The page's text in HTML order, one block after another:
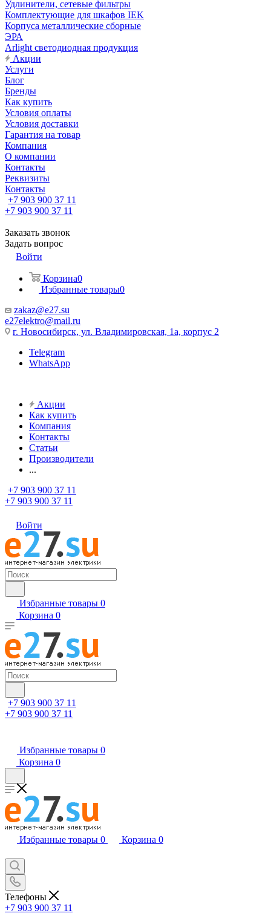
Удлинители, сетевые фильтры
Комплектующие для шкафов IEK
Корпуса металлические сборные
ЭРА
Arlight светодиодная продукция
Акции
Услуги
Блог
Бренды
Как купить
Условия оплаты
Условия доставки
Гарантия на товар
Компания
О компании
Контакты
Реквизиты
Контакты
+7 903 900 37 11
+7 903 900 37 11
Заказать звонок
Задать вопрос
Войти
Корзина0
Избранные товары0
zakaz@e27.su
e27elektro@mail.ru
г. Новосибирск, ул. Владимировская, 1а, корпус 2
Telegram
WhatsApp
Акции
Как купить
Компания
Контакты
Статьи
Производители
...
+7 903 900 37 11
+7 903 900 37 11
Войти
Избранные товары 0
Корзина 0
+7 903 900 37 11
+7 903 900 37 11
Избранные товары 0
Корзина 0
Избранные товары 0 Корзина 0
Телефоны
+7 903 900 37 11